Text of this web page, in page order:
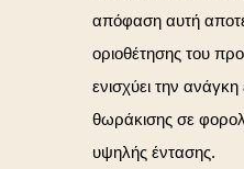
απόφαση αυτή
οριοθέτησης του
ενισχύει την
θωράκισης σε
υψηλής έντασης.